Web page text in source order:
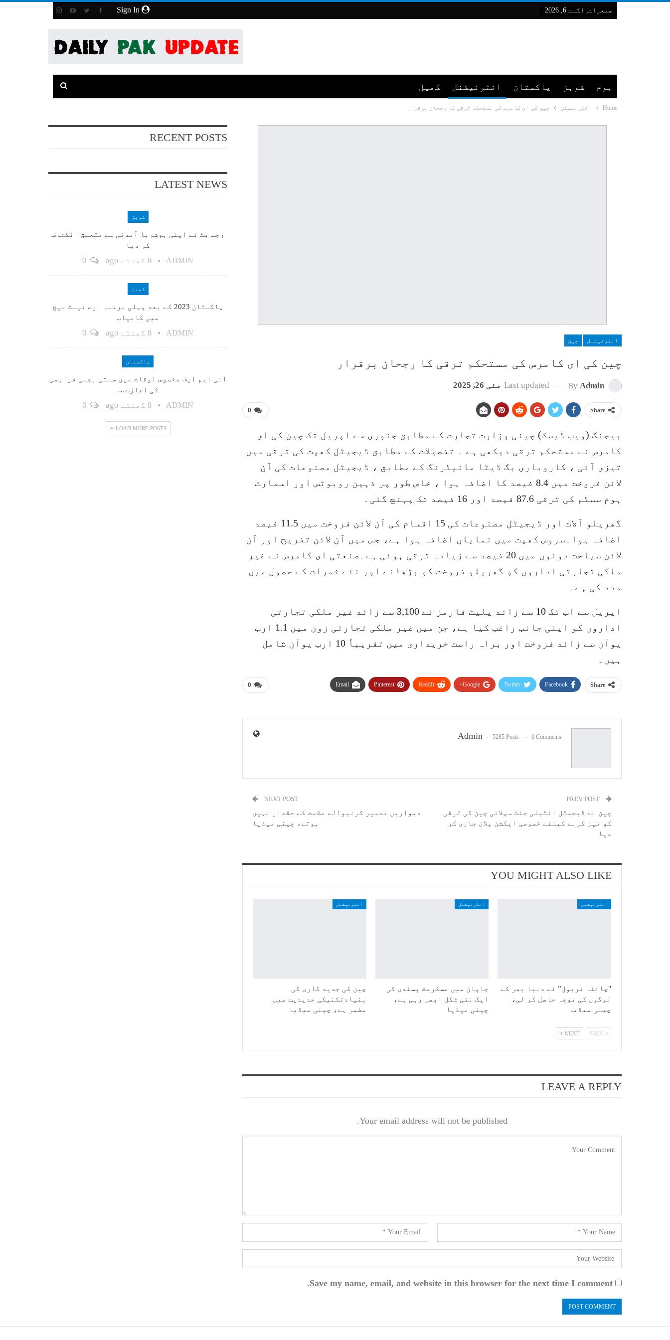
جمعرات, اگست 6, 2026
ہوم شوبز پاکستان انٹرنیشنل کھیل
Home انٹرنیشنل چین کی ای کامرس کی مستحکم ترقی کا رجحان برقرار
انٹرنیشنل چین
چین کی ای کامرس کی مستحکم ترقی کا رجحان برقرار
By Admin
Last updated مئی 26, 2025
0 Share
بیجنگ (ویب ڈیسک) چینی وزارت تجارت کے مطابق جنوری سے اپریل تک چین کی ای
کامرس نے مستحکم ترقی دیکھی ہے ۔ تفصیلات کے مطابق ڈیجیٹل کھپت کی ترقی میں
تیزی آئی ، کاروباری بگ ڈیٹا مانیٹرنگ کے مطابق ، ڈیجیٹل مصنوعات کی آن
لائن فروخت میں 8.4 فیصد کا اضافہ ہوا ، خاص طور پر ذہین روبوٹس اور اسمارٹ
ہوم سسٹم کی ترقی 87.6 فیصد اور 16 فیصد تک پہنچ گئی۔
گھریلو آلات اور ڈیجیٹل مصنوعات کی 15 اقسام کی آن لائن فروخت میں 11.5 فیصد
اضافہ ہوا۔سروس کھپت میں نمایاں اضافہ ہوا ہے، جس میں آن لائن تفریح اور آن
لائن سیاحت دونوں میں 20 فیصد سے زیادہ ترقی ہوئی ہے۔صنعتی ای کامرس نے غیر
ملکی تجارتی اداروں کو گھریلو فروخت کو بڑھانے اور نئے ثمرات کے حصول میں
مدد کی ہے۔
اپریل سے اب تک 10 سے زائد پلیٹ فارمز نے 3,100 سے زائد غیر ملکی تجارتی
اداروں کو اپنی جانب راغب کیا ہے، جن میں غیر ملکی تجارتی زون میں 1.1 ارب
یوآن سے زائد فروخت اور براہ راست خریداری میں تقریباً 10 ارب یوآن شامل
ہیں۔
0 Share
Facebook
Twitter
Google+
ReddIt
Pinterest
Email
Admin 5285 Posts 0 Comments
چین نے ڈیجیٹل انٹیلی جنٹ سپلائی چین کی ترقی
کو تیز کرنے کیلئے خصوصی ایکشن پلان جاری کر
دیا
NEXT POST
دیواریں تعمیر کرنیوالے عظمت کے حقدار نہیں
ہوتے، چینی میڈیا
YOU MIGHT ALSO LIKE
انٹرنیشنل
"چائنا ٹریول” نے دنیا بھر کے
لوگوں کی توجہ حاصل کر لی،
چینی میڈیا
انٹرنیشنل
جاپان میں عسکریت پسندی کی
ایک نئی شکل ابھر رہی ہے،
چینی میڈیا
انٹرنیشنل
چین کی جدید کاری کی
بنیادتکنیکی جدیدیت میں
مضمر ہے، چینی میڈیا
NEXT
LEAVE A REPLY
Your email address will not be published.
Save my name, email, and website in this browser for the next time I comment.
RECENT POSTS
LATEST NEWS
شوبز
رجب بٹ نے اپنی ہوشربا آمدنی سے متعلق انکشاف
کر دیا
ADMIN 8 گھنٹے ago
کھیل
پاکستان 2023 کے بعد پہلی مرتبہ اوے ٹیسٹ میچ
میں کامیاب
ADMIN 8 گھنٹے ago
پاکستان
آئی ایم ایف مخصوص اوقات میں سستی بجلی فراہمی
کی اجازت…
ADMIN 8 گھنٹے ago
LOAD MORE POSTS